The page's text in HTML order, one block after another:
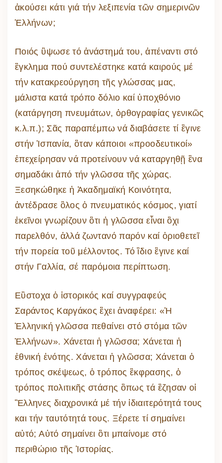
ἀκούσει κάτι γιά τήν λεξιπενία τῶν σημερινῶν
Ἑλλήνων;
Ποιός ὓψωσε τό ἀνάστημά του, ἀπέναντι στό
ἒγκλημα πού συντελέστηκε κατά καιρούς μέ
τήν κατακρεούργηση τῆς γλώσσας μας,
μάλιστα κατά τρόπο δόλιο καί ὑποχθόνιο
(κατάργηση πνευμάτων, ὀρθογραφίας γενικῶς
κ.λ.π.); Σᾶς παραπέμπω νά διαβάσετε τί ἒγινε
στήν Ἱσπανία, ὃταν κάποιοι «προοδευτικοί»
ἐπεχείρησαν νά προτείνουν νά καταργηθῇ ἓνα
σημαδάκι ἀπό τήν γλῶσσα τῆς χώρας.
Ξεσηκώθηκε ἡ Ἀκαδημαϊκή Κοινότητα,
ἀντέδρασε ὃλος ὁ πνευματικός κόσμος, γιατί
ἐκεῖνοι γνωρίζουν ὃτι ἡ γλῶσσα εἶναι ὂχι
παρελθόν, ἀλλά ζωντανό παρόν καί ὁριοθετεῖ
τήν πορεία τοῦ μέλλοντος. Τό ἲδιο ἒγινε καί
στήν Γαλλία, σέ παρόμοια περίπτωση.
Εὒστοχα ὁ ἱστορικός καί συγγραφεύς
Σαράντος Καργάκος ἒχει ἀναφέρει: «Ἡ
Ἑλληνική γλῶσσα πεθαίνει στό στόμα τῶν
Ἑλλήνων». Χάνεται ἡ γλῶσσα; Χάνεται ἡ
ἐθνική ἑνότης. Χάνεται ἡ γλῶσσα; Χάνεται ὁ
τρόπος σκέψεως, ὁ τρόπος ἒκφρασης, ὁ
τρόπος πολιτικῆς στάσης ὃπως τά ἒζησαν οἱ
Ἓλληνες διαχρονικά μέ τήν ἰδιαιτερότητά τους
και τήν ταυτότητά τους. Ξέρετε τί σημαίνει
αὐτό; Αὐτό σημαίνει ὃτι μπαίνομε στό
περιθώριο τῆς Ἱστορίας.